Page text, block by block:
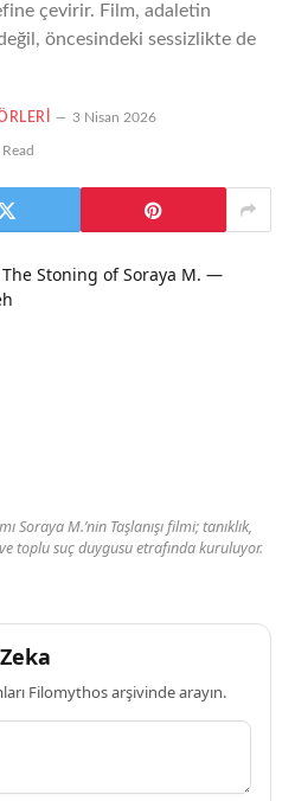
çevirir. Film, adaletin
öncesindeki sessizlikte de
3 Nisan 2026
Soraya M.’nin Taşlanışı filmi; tanıklık,
toplu suç duygusu etrafında kuruluyor.
Filomythos arşivinde arayın.